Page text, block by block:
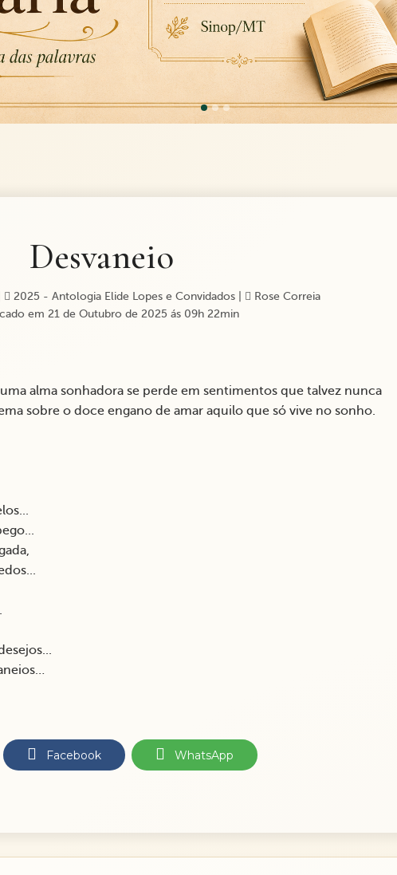
Desvaneio
2025 - Antologia Elide Lopes e Convidados
Rose Correia
em 21 de Outubro de 2025 ás 09h 22min
alma sonhadora se perde em sentimentos que talvez nunca
sobre o doce engano de amar aquilo que só vive no sonho.
Facebook WhatsApp